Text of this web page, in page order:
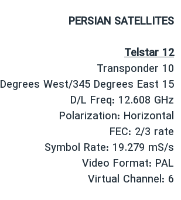
اسرائیل در جنگ
آرشیو پخش زنده
ورزش زنان در ایران
مجموعه مستندهای دادخواهی
تریبونال مردمی آبان ۹۸
دادگاه حمید نوری
چهل سال گروگان‌گیری
قانون شفافیت دارائی کادر رهبری ایران
اعتراضات مردمی آبان ۹۸
اسرائیل در جنگ
PERSIAN SATELLITES
Telstar 12
Transponder 10
15 Degrees West/345 Degrees East
D/L Freq: 12.608 GHz
Polarization: Horizontal
FEC: 2/3 rate
Symbol Rate: 19.279 mS/s
Video Format: PAL
Virtual Channel: 6